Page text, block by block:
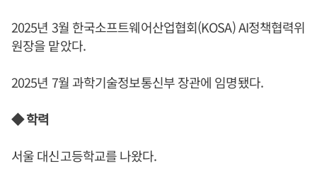
2025년 3월 한국소프트웨어산업협회(KOSA) AI정책협력위
원장을 맡았다.
2025년 7월 과학기술정보통신부 장관에 임명됐다.
◆ 학력
서울 대신고등학교를 나왔다.